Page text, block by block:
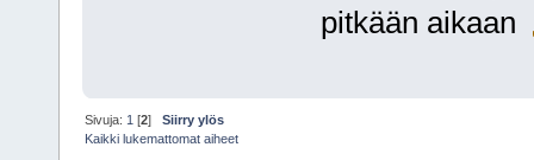
pitkään aikaan
Sivuja: 1 [2]Siirry ylös
Kaikki lukemattomat aiheet